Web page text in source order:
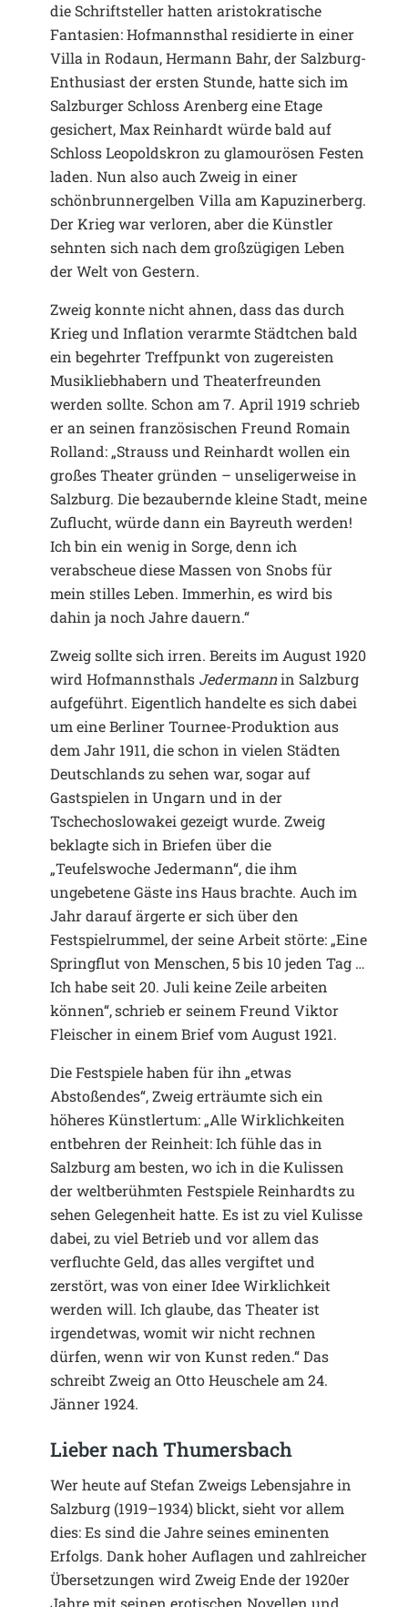
die Schriftsteller hatten aristokratische
Fantasien: Hofmannsthal residierte in einer
Villa in Rodaun, Hermann Bahr, der Salzburg-
Enthusiast der ersten Stunde, hatte sich im
Salzburger Schloss Arenberg eine Etage
gesichert, Max Reinhardt würde bald auf
Schloss Leopoldskron zu glamourösen Festen
laden. Nun also auch Zweig in einer
schönbrunnergelben Villa am Kapuzinerberg.
Der Krieg war verloren, aber die Künstler
sehnten sich nach dem großzügigen Leben
der Welt von Gestern.
Zweig konnte nicht ahnen, dass das durch
Krieg und Inflation verarmte Städtchen bald
ein begehrter Treffpunkt von zugereisten
Musikliebhabern und Theaterfreunden
werden sollte. Schon am 7. April 1919 schrieb
er an seinen französischen Freund Romain
Rolland: „Strauss und Reinhardt wollen ein
großes Theater gründen – unseligerweise in
Salzburg. Die bezaubernde kleine Stadt, meine
Zuflucht, würde dann ein Bayreuth werden!
Ich bin ein wenig in Sorge, denn ich
verabscheue diese Massen von Snobs für
mein stilles Leben. Immerhin, es wird bis
dahin ja noch Jahre dauern.“
Zweig sollte sich irren. Bereits im August 1920
wird Hofmannsthals Jedermannin Salzburg
aufgeführt. Eigentlich handelte es sich dabei
um eine Berliner Tournee-Produktion aus
dem Jahr 1911, die schon in vielen Städten
Deutschlands zu sehen war, sogar auf
Gastspielen in Ungarn und in der
Tschechoslowakei gezeigt wurde. Zweig
beklagte sich in Briefen über die
„Teufelswoche Jedermann“, die ihm
ungebetene Gäste ins Haus brachte. Auch im
Jahr darauf ärgerte er sich über den
Festspielrummel, der seine Arbeit störte: „Eine
Springflut von Menschen, 5 bis 10 jeden Tag …
Ich habe seit 20. Juli keine Zeile arbeiten
können“, schrieb er seinem Freund Viktor
Fleischer in einem Brief vom August 1921.
Die Festspiele haben für ihn „etwas
Abstoßendes“, Zweig erträumte sich ein
höheres Künstlertum: „Alle Wirklichkeiten
entbehren der Reinheit: Ich fühle das in
Salzburg am besten, wo ich in die Kulissen
der weltberühmten Festspiele Reinhardts zu
sehen Gelegenheit hatte. Es ist zu viel Kulisse
dabei, zu viel Betrieb und vor allem das
verfluchte Geld, das alles vergiftet und
zerstört, was von einer Idee Wirklichkeit
werden will. Ich glaube, das Theater ist
irgendetwas, womit wir nicht rechnen
dürfen, wenn wir von Kunst reden.“ Das
schreibt Zweig an Otto Heuschele am 24.
Jänner 1924.
Lieber nach Thumersbach
Wer heute auf Stefan Zweigs Lebensjahre in
Salzburg (1919–1934) blickt, sieht vor allem
dies: Es sind die Jahre seines eminenten
Erfolgs. Dank hoher Auflagen und zahlreicher
Übersetzungen wird Zweig Ende der 1920er
Jahre mit seinen erotischen Novellen und